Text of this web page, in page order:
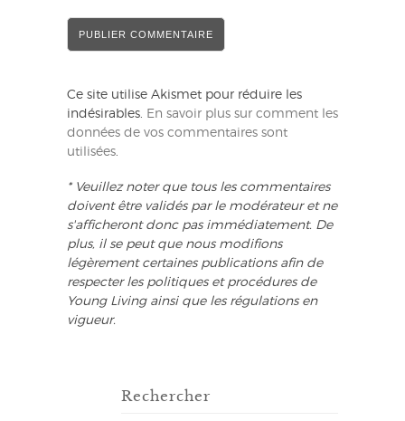
Ce site utilise Akismet pour réduire les
indésirables. En savoir plus sur comment les
données de vos commentaires sont
utilisées.
* Veuillez noter que tous les commentaires
doivent être validés par le modérateur et ne
s'afficheront donc pas immédiatement. De
plus, il se peut que nous modifions
légèrement certaines publications afin de
respecter les politiques et procédures de
Young Living ainsi que les régulations en
vigueur.
Rechercher